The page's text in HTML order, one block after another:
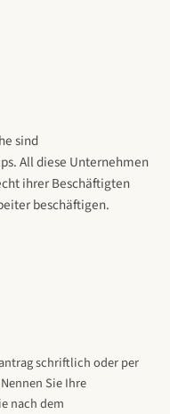
sind
. All diese Unternehmen
ihrer Beschäftigten
beschäftigen.
schriftlich oder per
Sie Ihre
nach dem